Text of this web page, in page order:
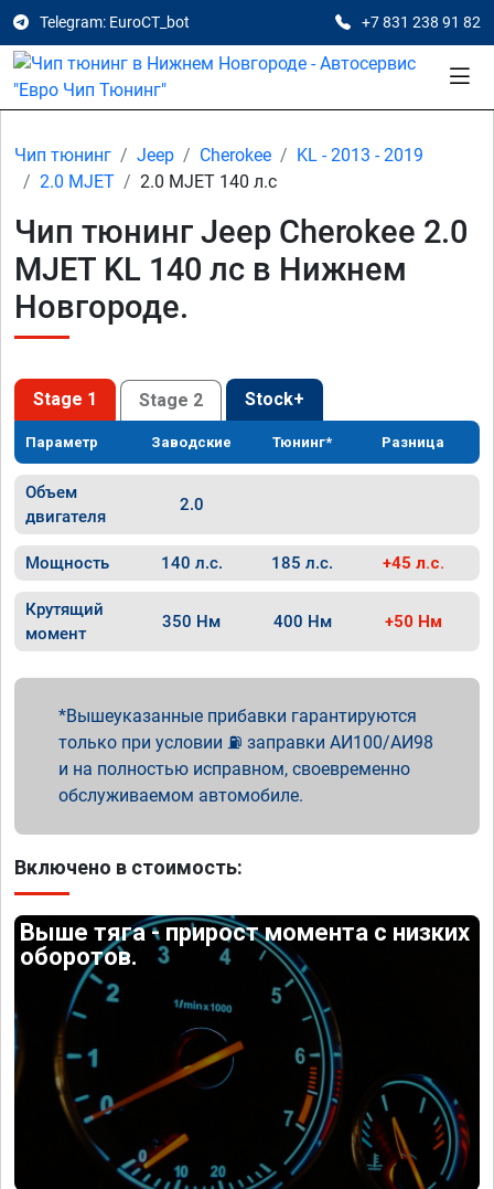
Telegram: EuroCT_bot +7 831 238 91 82
Чип тюнинг Jeep Cherokee
KL - 2013 - 2019
2.0 MJET
2.0 MJET 140 л.с
Чип тюнинг Jeep Cherokee 2.0
MJET KL 140 лс в Нижнем
Новгороде.
Stage 1 Stage 2 Stock+
Параметр Заводские Тюнинг* Разница
Объем
двигателя
2.0
Мощность 140 л.с. 185 л.с. +45 л.с.
Крутящий
момент
350 Нм 400 Нм +50 Нм
Вышеуказанные прибавки гарантируются
только при условии ⛽ заправки АИ100/АИ98
и на полностью исправном, своевременно
обслуживаемом автомобиле.
Включено в стоимость:
Выше тяга - прирост момента с низких
оборотов.